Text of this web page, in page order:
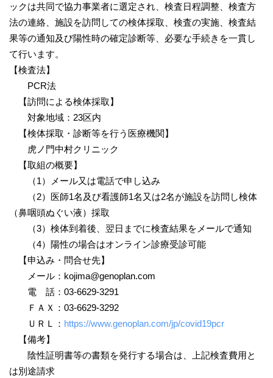
ックは共同で協力事業者に選定され、検査日程調整、検査方
法の連絡、施設を訪問しての検体採取、検査の実施、検査結
果等の通知及び陽性時の確定診断等、必要な手続きを一貫し
て行います。
【検査法】
PCR法
【訪問による検体採取】
対象地域：23区内
【検体採取・診断等を行う医療機関】
虎ノ門中村クリニック
【取組の概要】
（1）メール又は電話で申し込み
（2）医師1名及び看護師1名又は2名が施設を訪問し検体
（鼻咽頭ぬぐい液）採取
（3）検体到着後、翌日までに検査結果をメールで通知
（4）陽性の場合はオンライン診療受診可能
【申込み・問合せ先】
メール：kojima@genoplan.com
電 話：03-6629-3291
ＦＡＸ：03-6629-3292
ＵＲＬ： https://www.genoplan.com/jp/covid19pcr
【備考】
陰性証明書等の書類を発行する場合は、上記検査費用と
は別途請求